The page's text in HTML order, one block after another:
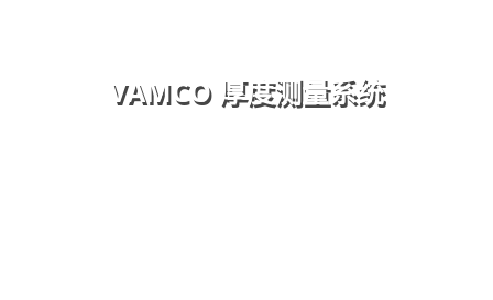
VAMCO 厚度测量系统